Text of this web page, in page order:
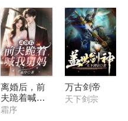
离婚后，前
夫跪着喊我
舅妈
霜序
万古剑帝
天下剑宗